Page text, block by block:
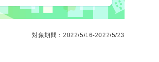
対象期間：2022/5/16-2022/5/23